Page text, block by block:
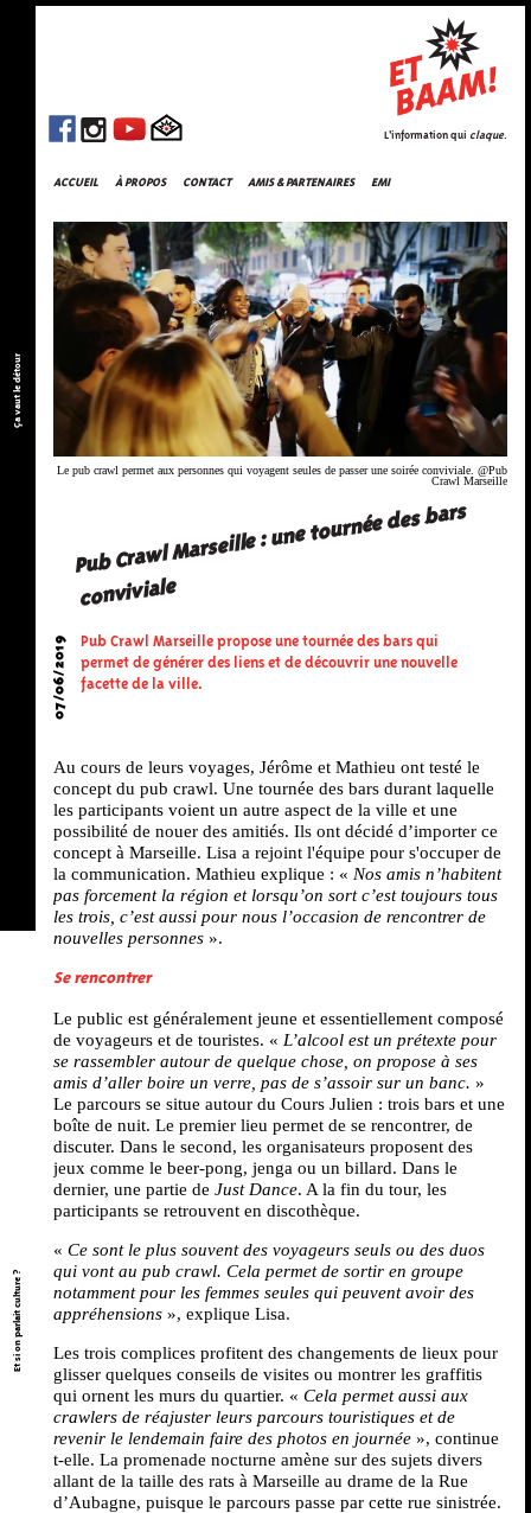
Ça vaut le détour
Et si on parlait culture ?
ACCUEIL À PROPOS CONTACT AMIS & PARTENAIRES EMI
L'information qui claque.
Le pub crawl permet aux personnes qui voyagent seules de passer une soirée conviviale. @Pub
Crawl Marseille
Pub Crawl Marseille : une tournée des bars
conviviale
07/06/2019
Pub Crawl Marseille propose une tournée des bars qui
permet de générer des liens et de découvrir une nouvelle
facette de la ville.
Au cours de leurs voyages, Jérôme et Mathieu ont testé le
concept du pub crawl. Une tournée des bars durant laquelle
les participants voient un autre aspect de la ville et une
possibilité de nouer des amitiés. Ils ont décidé d’importer ce
concept à Marseille. Lisa a rejoint l'équipe pour s'occuper de
la communication. Mathieu explique : « Nos amis n’habitent
pas forcement la région et lorsqu’on sort c’est toujours tous
les trois, c’est aussi pour nous l’occasion de rencontrer de
nouvelles personnes ».
Se rencontrer
Le public est généralement jeune et essentiellement composé
de voyageurs et de touristes. « L’alcool est un prétexte pour
se rassembler autour de quelque chose, on propose à ses
amis d’aller boire un verre, pas de s’assoir sur un banc. »
Le parcours se situe autour du Cours Julien : trois bars et une
boîte de nuit. Le premier lieu permet de se rencontrer, de
discuter. Dans le second, les organisateurs proposent des
jeux comme le beer-pong, jenga ou un billard. Dans le
dernier, une partie de Just Dance. A la fin du tour, les
participants se retrouvent en discothèque.
« Ce sont le plus souvent des voyageurs seuls ou des duos
qui vont au pub crawl. Cela permet de sortir en groupe
notamment pour les femmes seules qui peuvent avoir des
appréhensions », explique Lisa.
Les trois complices profitent des changements de lieux pour
glisser quelques conseils de visites ou montrer les graffitis
qui ornent les murs du quartier. « Cela permet aussi aux
crawlers de réajuster leurs parcours touristiques et de
revenir le lendemain faire des photos en journée », continue
t-elle. La promenade nocturne amène sur des sujets divers
allant de la taille des rats à Marseille au drame de la Rue
d’Aubagne, puisque le parcours passe par cette rue sinistrée.